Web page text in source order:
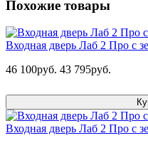
Похожие товары
Входная дверь Лаб 2 Про с
46 100руб. 43 795руб.
Входная дверь Лаб 2 Про с